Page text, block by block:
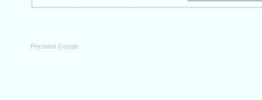
Реклама Google